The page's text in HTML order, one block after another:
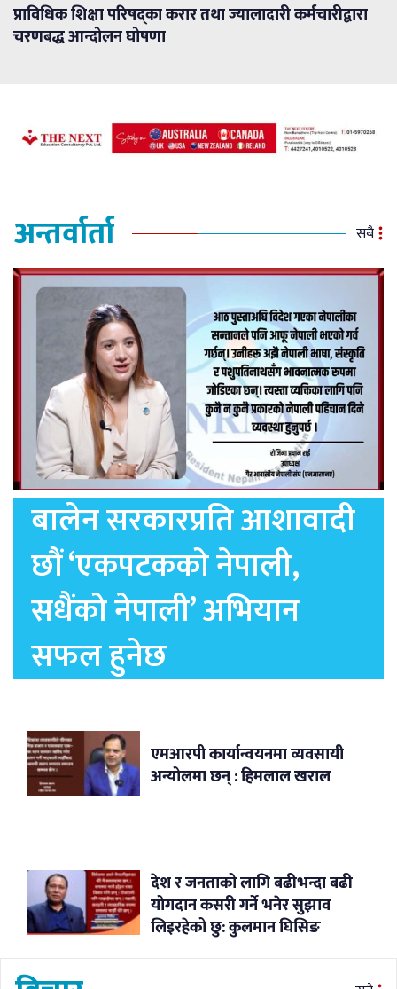
प्राविधिक शिक्षा परिषद्का करार तथा ज्यालादारी कर्मचारीद्वारा
चरणबद्ध आन्दोलन घोषणा
अन्तर्वार्ता सबै
बालेन सरकारप्रति आशावादी
छौं ‘एकपटकको नेपाली,
सधैंको नेपाली’ अभियान
सफल हुनेछ
एमआरपी कार्यान्वयनमा व्यवसायी
अन्योलमा छन् : हिमलाल खराल
देश र जनताको लागि बढीभन्दा बढी
योगदान कसरी गर्ने भनेर सुझाव
लिइरहेको छु: कुलमान घिसिङ